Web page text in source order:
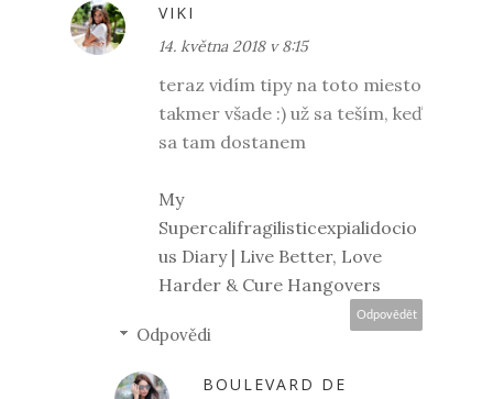
VIKI
14. května 2018 v 8:15
teraz vidím tipy na toto miesto
takmer všade :) už sa teším, keď
sa tam dostanem
My
Supercalifragilisticexpialidocio
us Diary | Live Better, Love
Harder & Cure Hangovers
Odpovědět
Odpovědi
BOULEVARD DE